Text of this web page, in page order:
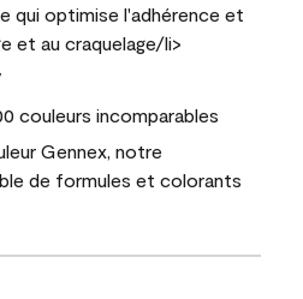
qui optimise l'adhérence et
et au craquelage/li>
couleurs incomparables
Gennex, notre
de formules et colorants